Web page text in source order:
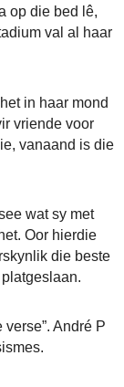
op die bed lê,
val al haar
in haar mond
vriende voor
vanaand is die
wat sy met
Oor hierdie
die beste
André P